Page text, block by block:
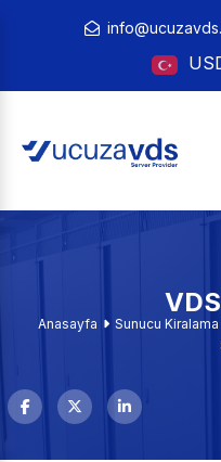
Anasayfa Sunucu